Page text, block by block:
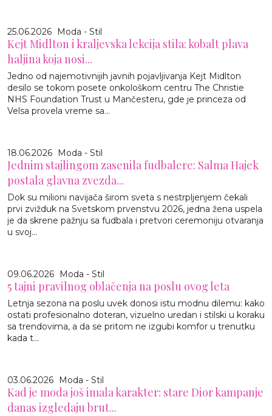
25.06.2026 Moda - Stil
Kejt Midlton i kraljevska lekcija stila: kobalt plava
haljina koja nosi...
Jedno od najemotivnijih javnih pojavljivanja Kejt Midlton
desilo se tokom posete onkološkom centru The Christie
NHS Foundation Trust u Mančesteru, gde je princeza od
Velsa provela vreme sa...
18.06.2026 Moda - Stil
Jednim stajlingom zasenila fudbalere: Salma Hajek
postala glavna zvezda...
Dok su milioni navijača širom sveta s nestrpljenjem čekali
prvi zvižduk na Svetskom prvenstvu 2026, jedna žena uspela
je da skrene pažnju sa fudbala i pretvori ceremoniju otvaranja
u svoj...
09.06.2026 Moda - Stil
5 tajni pravilnog oblačenja na poslu ovog leta
Letnja sezona na poslu uvek donosi istu modnu dilemu: kako
ostati profesionalno doteran, vizuelno uredan i stilski u koraku
sa trendovima, a da se pritom ne izgubi komfor u trenutku
kada t...
03.06.2026 Moda - Stil
Kad je moda još imala karakter: stare Dior kampanje
danas izgledaju brut...